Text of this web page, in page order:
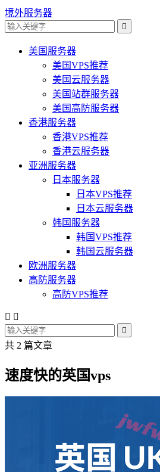
境外服务器

美国服务器
美国VPS推荐
美国云服务器
美国站群服务器
美国高防服务器
香港服务器
香港VPS推荐
香港云服务器
亚洲服务器
日本服务器
日本VPS推荐
日本云服务器
韩国服务器
韩国VPS推荐
韩国云服务器
欧洲服务器
高防服务器
高防VPS推荐
 

共 2 篇文章
速度快的英国vps